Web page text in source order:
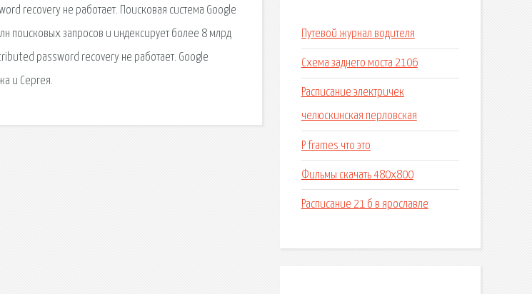
recovery не работает. Поисковая система Google
поисковых запросов и индексирует более 8 млрд
password recovery не работает. Google
и Сергея.
Путевой журнал водителя
Схема заднего моста 2106
Расписание электричек
челюскинская перловская
P frames что это
Фильмы скачать 480x800
Расписание 21 б в ярославле